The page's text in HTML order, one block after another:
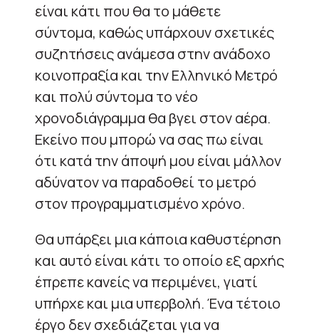
είναι κάτι που θα το μάθετε
σύντομα, καθώς υπάρχουν σχετικές
συζητήσεις ανάμεσα στην ανάδοχο
κοινοπραξία και την Ελληνικό Μετρό
και πολύ σύντομα το νέο
χρονοδιάγραμμα θα βγει στον αέρα.
Εκείνο που μπορώ να σας πω είναι
ότι κατά την άποψή μου είναι μάλλον
αδύνατον να παραδοθεί το μετρό
στον προγραμματισμένο χρόνο.
Θα υπάρξει μια κάποια καθυστέρηση
και αυτό είναι κάτι το οποίο εξ αρχής
έπρεπε κανείς να περιμένει, γιατί
υπήρχε και μια υπερβολή. Ένα τέτοιο
έργο δεν σχεδιάζεται για να